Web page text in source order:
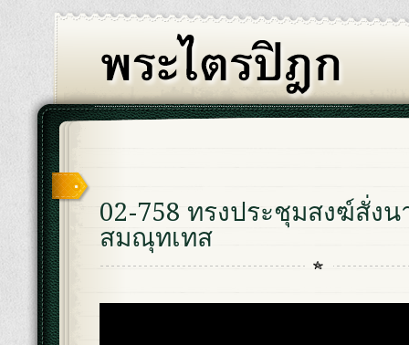
02-758 ทรงประชุมสงฆ์สั่ง
สมณุทเทส